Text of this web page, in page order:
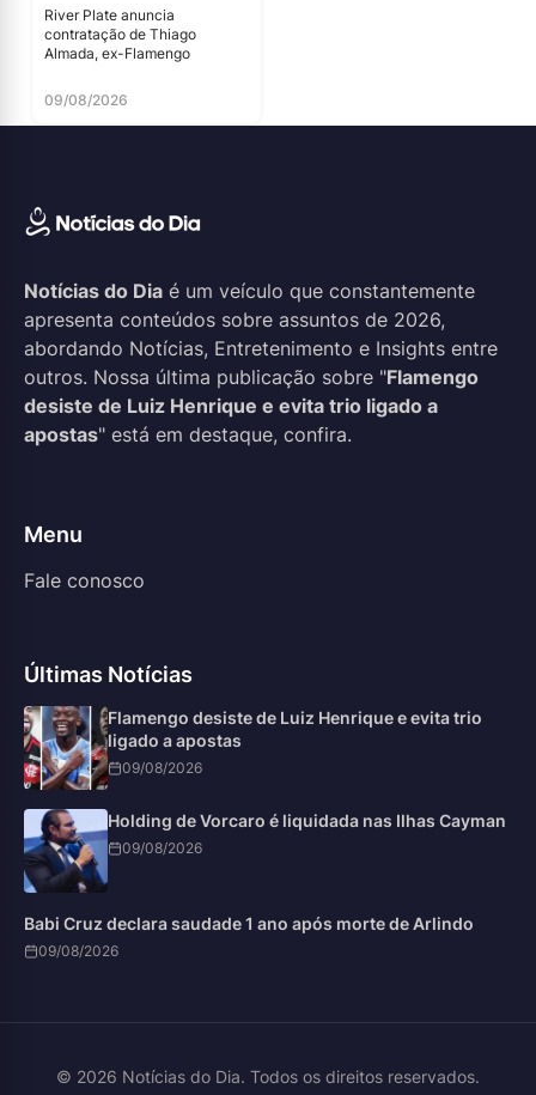
River Plate anuncia
contratação de Thiago
Almada, ex-Flamengo
09/08/2026
Notícias do Dia é um veículo que constantemente
apresenta conteúdos sobre assuntos de 2026,
abordando Notícias, Entretenimento e Insights entre
outros. Nossa última publicação sobre "Flamengo
desiste de Luiz Henrique e evita trio ligado a
apostas" está em destaque, confira.
Menu
Fale conosco
Últimas Notícias
Flamengo desiste de Luiz Henrique e evita trio
ligado a apostas
09/08/2026
Holding de Vorcaro é liquidada nas Ilhas Cayman
09/08/2026
Babi Cruz declara saudade 1 ano após morte de Arlindo
09/08/2026
© 2026 Notícias do Dia. Todos os direitos reservados.